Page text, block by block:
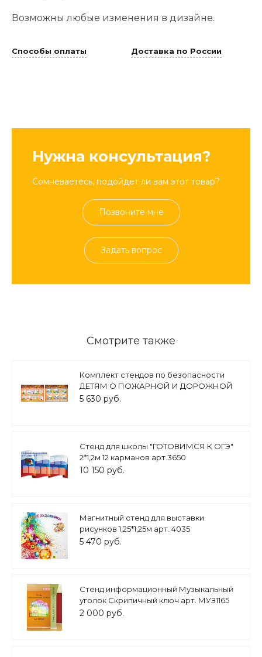
Возможны любые изменения в дизайне.
Способы оплаты Доставка по России
Нужна консультация?
Сомневаетесь, подойдет ли вам этот товар?
Позвоните мне
Задать вопрос
Смотрите также
Комплект стендов по безопасности
ДЕТЯМ О ПОЖАРНОЙ И ДОРОЖНОЙ
БЕЗОПАСНОСТИ 1*0,8м. 2 шт арт.3493
5 630 руб.
Стенд для школы "ГОТОВИМСЯ К ОГЭ"
2*1,2м 12 карманов арт.3650
10 150 руб.
Магнитный стенд для выставки
рисунков 1,25*1,25м арт. 4035
5 470 руб.
Стенд информационный Музыкальный
уголок Скрипичный ключ арт. МУЗ1165
2 000 руб.